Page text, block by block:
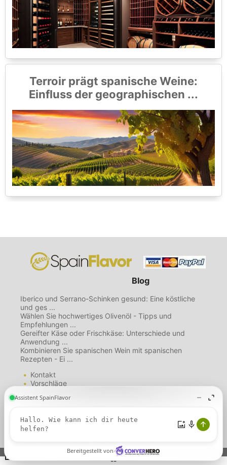
Terroir prägt spanische Weine:
Einfluss der geographischen ...
Blog
Iberico und Serrano-Schinken gesund: Eine köstliche
und ges ...
Wählen Sie hochwertiges Olivenöl - Tipps und
Empfehlungen ...
Gereifter Käse oder Frischkäse: Unterschiede und
Anwendung ...
Kombinieren Sie spanischen Wein mit spanischen
Rezepten - Ei ...
Kontakt
Vorschläge
Über uns
Datenschutzbestimmungen
Cookie-Richtlinie
Cookies. Wenn Sie diese Seite
weiterhin nutzen, gehen wir davon
aus, dass Sie unserer Verwendung
--